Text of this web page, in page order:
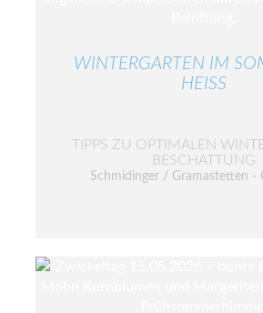
WINTERGARTEN IM
HEISS
TIPPS ZU OPTIMALEN
BESCHATTUNG
Schmidinger / Gramastetten -